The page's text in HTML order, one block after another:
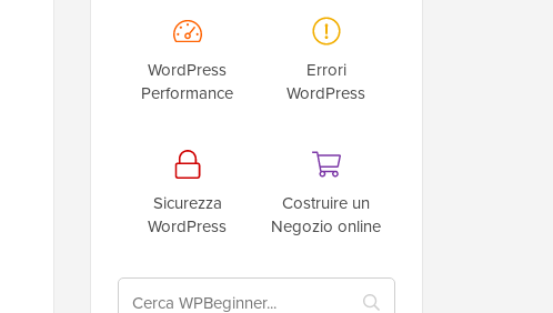
WordPress
Performance
Errori
WordPress
Sicurezza
WordPress
Costruire un
Negozio online